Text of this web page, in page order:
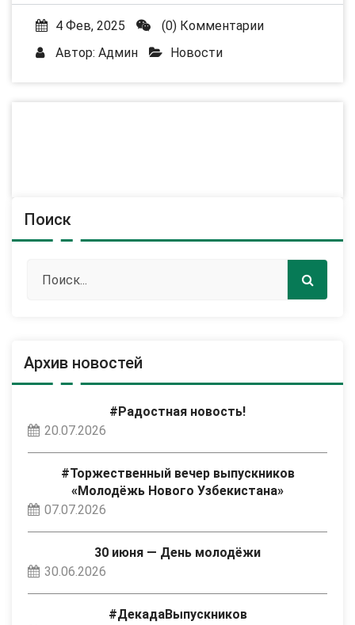
4 Фев, 2025
(0) Комментарии
Автор: Админ Новости
Поиск
Архив новостей
#Радостная новость!
20.07.2026
#Торжественный вечер выпускников
«Молодёжь Нового Узбекистана»
07.07.2026
30 июня — День молодёжи
30.06.2026
#ДекадаВыпускников